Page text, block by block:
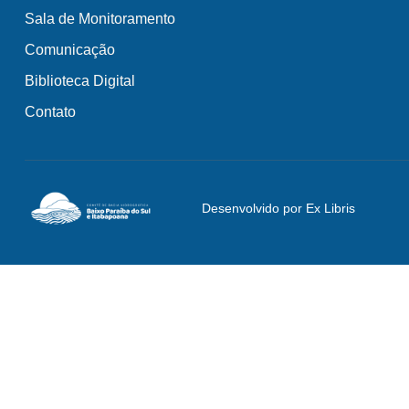
Sala de Monitoramento
Comunicação
Biblioteca Digital
Contato
Desenvolvido por Ex Libris